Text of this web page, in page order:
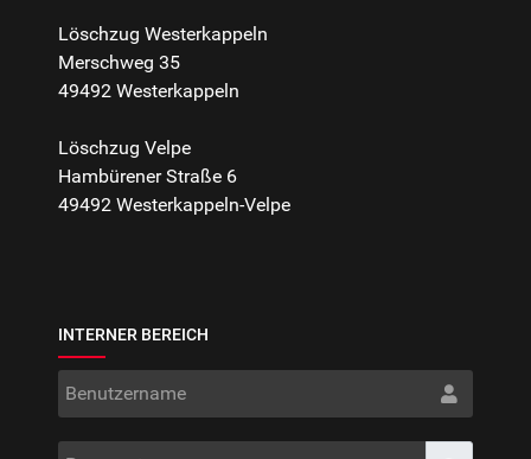
Löschzug Westerkappeln
Merschweg 35
49492 Westerkappeln
Löschzug Velpe
Hambürener Straße 6
49492 Westerkappeln-Velpe
INTERNER BEREICH